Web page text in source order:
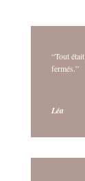
“Tout
fermés.”
Léa